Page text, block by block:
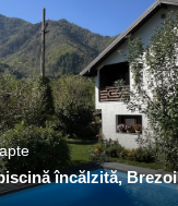
încălzită, Brezoi